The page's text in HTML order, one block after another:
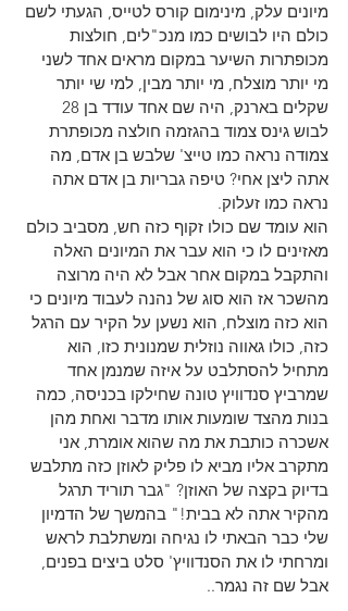
מיונים עלק, מינימום קורס לטייס, הגעתי לשם
כולם היו לבושים כמו מנכ"לים, חולצות
מכופתרות השיער במקום מראים אחד לשני
מי יותר מוצלח, מי יותר מבין, למי שי יותר
לבוש גינס צמוד בהגזמה חולצה מכופתרת
צמודה נראה כמו טייצ' שלבש בן אדם, מה
אתה ליצן אחי? טיפה גבריות בן אדם אתה
נראה כמו זעלוק.
הוא עומד שם כולו זקוף כזה חש, מסביב כולם
מאזינים לו כי הוא עבר את המיונים האלה
והתקבל במקום אחר אבל לא היה מרוצה
מהשכר אז הוא סוג של נהנה לעבוד מיונים כי
הוא כזה מוצלח, הוא נשען על הקיר עם הרגל
כזה, כולו גאווה נוזלית שמנונית כזו, הוא
מתחיל להסתלבט על איזה שמנמן אחד
שמרביץ סנדוויץ טונה שחילקו בכניסה, כמה
בנות מהצד שומעות אותו מדבר ואחת מהן
אשכרה כותבת את מה שהוא אומרת, אני
מתקרב אליו מביא לו פליק לאוזן כזה מתלבש
בדיוק בקצה של האוזן? "גבר תוריד תרגל
מהקיר אתה לא בבית!" בהמשך של הדמיון
שלי כבר הבאתי לו נגיחה ומשתלבת לראש
ומרחתי לו את הסנדוויץ' סלט ביצים בפנים,
אבל שם זה נגמר..